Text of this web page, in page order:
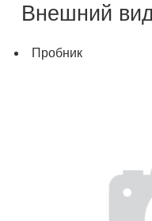
Внешний
Пробник